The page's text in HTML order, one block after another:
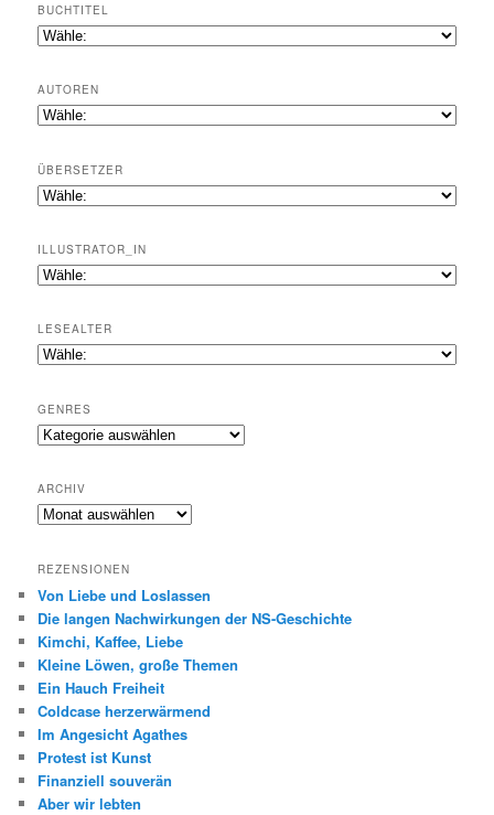
BUCHTITEL
AUTOREN
ÜBERSETZER
ILLUSTRATOR_IN
LESEALTER
GENRES
Genres
ARCHIV
Archiv
REZENSIONEN
Von Liebe und Loslassen
Die langen Nachwirkungen der NS-Geschichte
Kimchi, Kaffee, Liebe
Kleine Löwen, große Themen
Ein Hauch Freiheit
Coldcase herzerwärmend
Im Angesicht Agathes
Protest ist Kunst
Finanziell souverän
Aber wir lebten